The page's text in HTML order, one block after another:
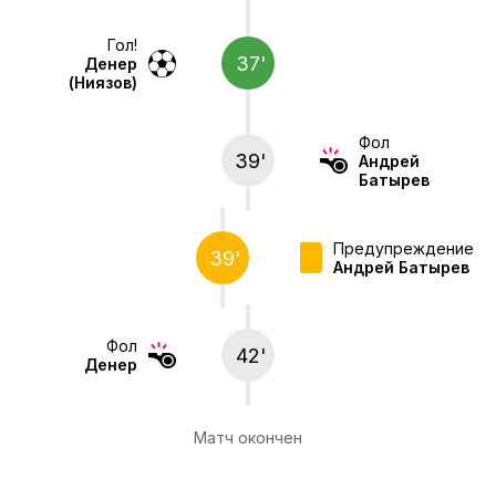
Гол!
Денер
(Ниязов)
37'
39'
Фол
Андрей
Батырев
39'
Предупреждение
Андрей Батырев
Фол
Денер
42'
Матч окончен